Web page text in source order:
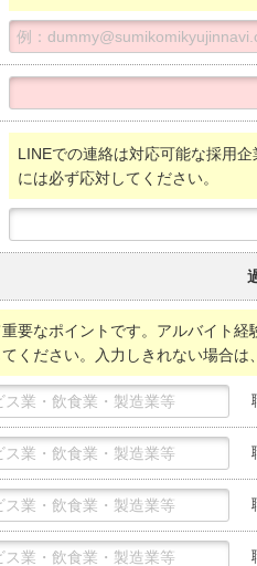
LINEでの連絡は対応可能な採用
には必ず応対してください。
要なポイントです。アルバイト
ください。入力しきれない場合